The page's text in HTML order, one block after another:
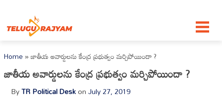
Home»జాతీయ అవార్డులను కేంద్ర ప్రభుత్వం మర్చిపోయిందా ?
జాతీయ అవార్డులను కేంద్ర ప్రభుత్వం మర్చిపోయిందా ?
ByTR Political DeskonJuly 27, 2019